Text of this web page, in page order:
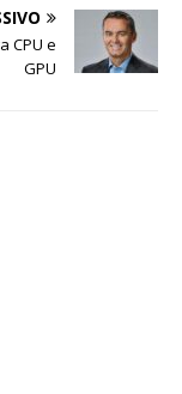
CPU e
GPU